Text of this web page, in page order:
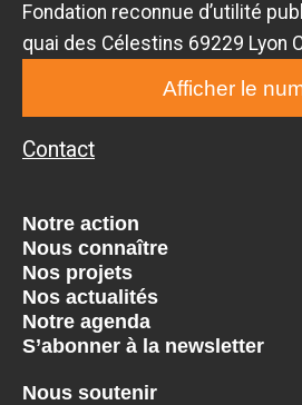
Fondation reconnue d’utilité
quai des Célestins 69229 Lyon
Afficher le
Contact
Notre action
Nous connaître
Nos projets
Nos actualités
Notre agenda
S’abonner à la newsletter
Nous soutenir